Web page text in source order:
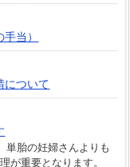
当）
について
単胎の妊婦さんよりも
が重要となります。